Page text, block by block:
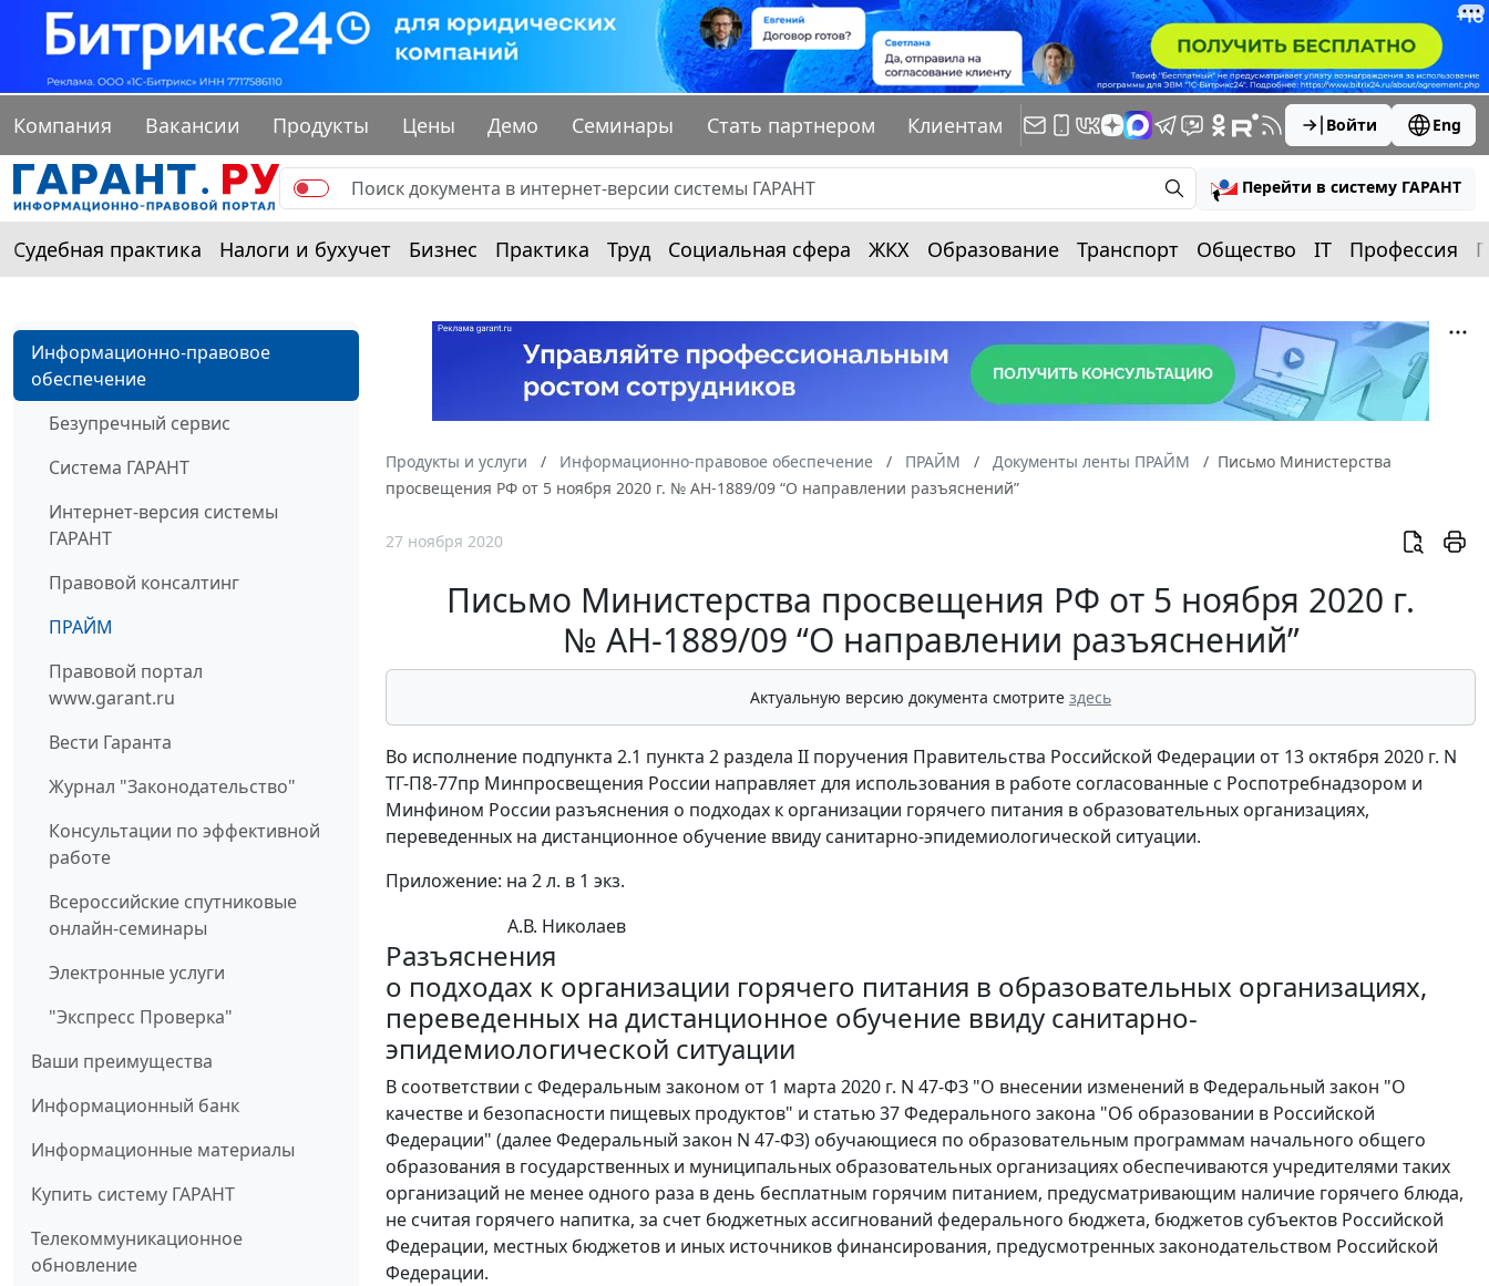
Компания Вакансии Продукты Цены Демо Семинары Стать партнером Клиентам Войти Eng
Перейти в систему ГАРАНТ
Судебная практика Налоги и бухучет Бизнес Практика Труд Социальная сфера ЖКХ Образование Транспорт Общество IT Профессия
Информационно-правовое
обеспечение
Безупречный сервис
Система ГАРАНТ
Интернет-версия системы
ГАРАНТ
Правовой консалтинг
ПРАЙМ
Правовой портал
www.garant.ru
Вести Гаранта
Журнал "Законодательство"
Консультации по эффективной
работе
Всероссийские спутниковые
онлайн-семинары
Электронные услуги
"Экспресс Проверка"
Ваши преимущества
Информационный банк
Информационные материалы
Купить систему ГАРАНТ
Телекоммуникационное
обновление
Продукты и услуги Информационно-правовое обеспечение ПРАЙМ Документы ленты ПРАЙМ
Письмо Министерства
просвещения РФ от 5 ноября 2020 г. № АН-1889/09 “О направлении разъяснений”
27 ноября 2020
Письмо Министерства просвещения РФ от 5 ноября 2020 г.
№ АН-1889/09 “О направлении разъяснений”
Актуальную версию документа смотрите здесь
Во исполнение подпункта 2.1 пункта 2 раздела II поручения Правительства Российской Федерации от 13 октября 2020 г. N
ТГ-П8-77пр Минпросвещения России направляет для использования в работе согласованные с Роспотребнадзором и
Минфином России разъяснения о подходах к организации горячего питания в образовательных организациях,
переведенных на дистанционное обучение ввиду санитарно-эпидемиологической ситуации.
Приложение: на 2 л. в 1 экз.
А.В. Николаев
Разъяснения
о подходах к организации горячего питания в образовательных организациях,
переведенных на дистанционное обучение ввиду санитарно-
эпидемиологической ситуации
В соответствии с Федеральным законом от 1 марта 2020 г. N 47-ФЗ "О внесении изменений в Федеральный закон "О
качестве и безопасности пищевых продуктов" и статью 37 Федерального закона "Об образовании в Российской
Федерации" (далее Федеральный закон N 47-ФЗ) обучающиеся по образовательным программам начального общего
образования в государственных и муниципальных образовательных организациях обеспечиваются учредителями таких
организаций не менее одного раза в день бесплатным горячим питанием, предусматривающим наличие горячего блюда,
не считая горячего напитка, за счет бюджетных ассигнований федерального бюджета, бюджетов субъектов Российской
Федерации, местных бюджетов и иных источников финансирования, предусмотренных законодательством Российской
Федерации.